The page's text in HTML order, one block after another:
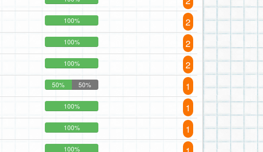
100% 2
100% 2
100% 2
50% 50% 1
100% 1
100% 1
100%